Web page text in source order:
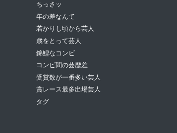
ちっさッ
年の差なんて
若かりし頃から芸人
歳をとって芸人
錦鯉なコンビ
コンビ間の芸歴差
受賞数が一番多い芸人
賞レース最多出場芸人
タグ